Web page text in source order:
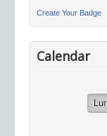
Create Your Badge
Calendar